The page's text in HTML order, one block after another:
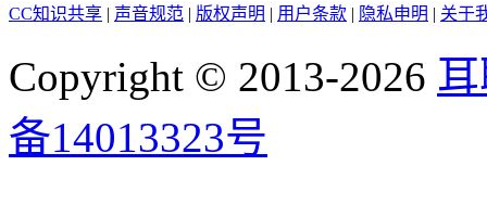
CC知识共享 | 声音规范 | 版权声明 | 用户条款 | 隐私申明 | 关于
Copyright © 2013-2026
备14013323号